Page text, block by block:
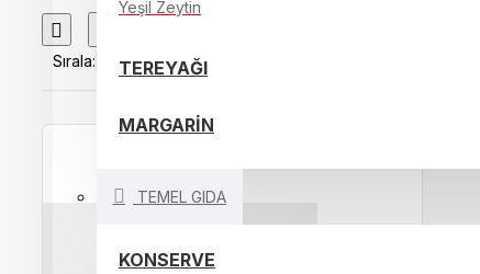
Yeşil Zeytin
TEREYAĞI
MARGARİN
TEMEL GIDA
KONSERVE
Sırala: